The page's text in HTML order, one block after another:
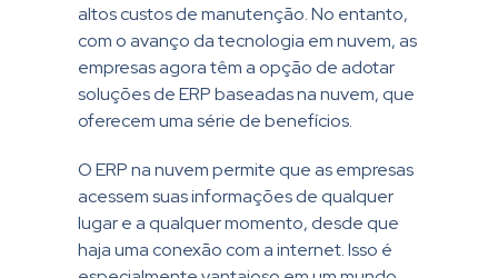
altos custos de manutenção. No entanto,
com o avanço da tecnologia em nuvem, as
empresas agora têm a opção de adotar
soluções de ERP baseadas na nuvem, que
oferecem uma série de benefícios.
O ERP na nuvem permite que as empresas
acessem suas informações de qualquer
lugar e a qualquer momento, desde que
haja uma conexão com a internet. Isso é